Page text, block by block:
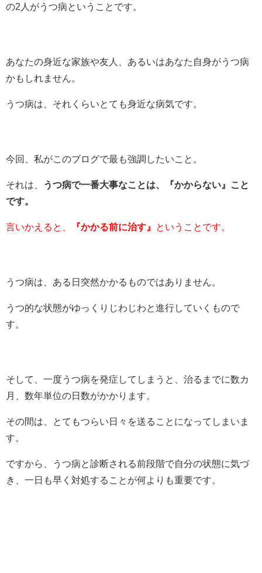
の2人がうつ病ということです。
あなたの身近な家族や友人、あるいはあなた自身がうつ病
かもしれません。
うつ病は、それくらいとても身近な病気です。
今回、私がこのブログで最も強調したいこと。
それは、
うつ病で一番大事なことは、『かからない』こと
です。
言いかえると、 『かかる前に治す』 ということです。
うつ病は、ある日突然かかるものではありません。
うつ的な状態がゆっくりじわじわと進行していくもので
す。
そして、一度うつ病を発症してしまうと、治るまでに数カ
月、数年単位の日数がかかります。
その間は、とてもつらい日々を送ることになってしまいま
す。
ですから、うつ病と診断される前段階で自分の状態に気づ
き、一日も早く対処することが何よりも重要です。